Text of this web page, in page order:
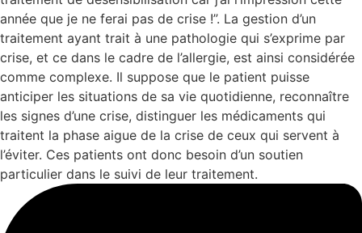
année que je ne ferai pas de crise !”. La gestion d’un
traitement ayant trait à une pathologie qui s’exprime par
crise, et ce dans le cadre de l’allergie, est ainsi considérée
comme complexe. Il suppose que le patient puisse
anticiper les situations de sa vie quotidienne, reconnaître
les signes d’une crise, distinguer les médicaments qui
traitent la phase aigue de la crise de ceux qui servent à
l’éviter. Ces patients ont donc besoin d’un soutien
particulier dans le suivi de leur traitement.